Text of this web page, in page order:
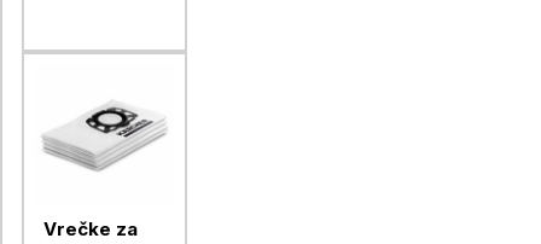
12/1
Vrečke za